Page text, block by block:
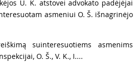
U. K. atstovei advokato padėjėjai
asmeniui O. Š. išnagrinėjo
suinteresuotiems asmenims
O. Š., V. K., I....